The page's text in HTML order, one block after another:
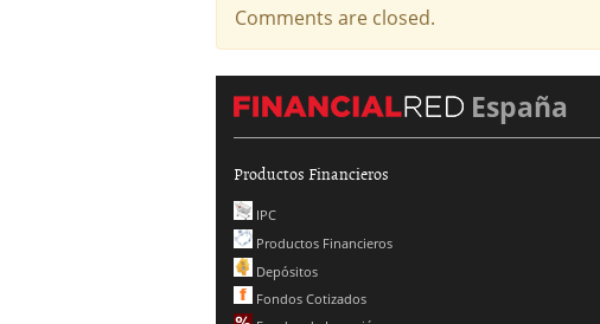
Comments are closed.
España
Productos Financieros
IPC
Productos Financieros
Depósitos
Fondos Cotizados